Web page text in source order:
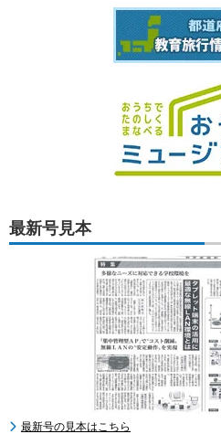
最新号見本
最新号の見本はこちら